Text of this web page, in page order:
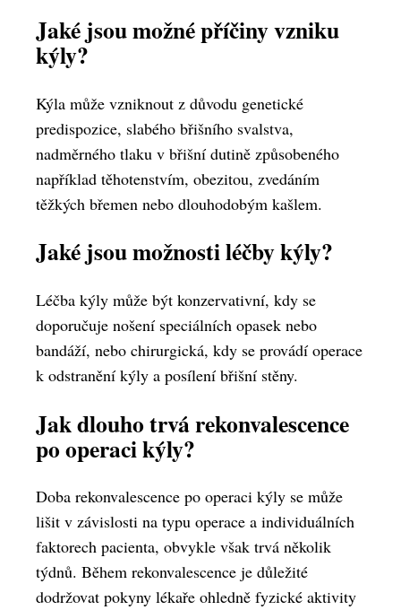
Jaké jsou možné příčiny vzniku
kýly?
Kýla může vzniknout z důvodu genetické
predispozice, slabého břišního svalstva,
nadměrného tlaku v břišní dutině způsobeného
například těhotenstvím, obezitou, zvedáním
těžkých břemen nebo dlouhodobým kašlem.
Jaké jsou možnosti léčby kýly?
Léčba kýly může být konzervativní, kdy se
doporučuje nošení speciálních opasek nebo
bandáží, nebo chirurgická, kdy se provádí operace
k odstranění kýly a posílení břišní stěny.
Jak dlouho trvá rekonvalescence
po operaci kýly?
Doba rekonvalescence po operaci kýly se může
lišit v závislosti na typu operace a individuálních
faktorech pacienta, obvykle však trvá několik
týdnů. Během rekonvalescence je důležité
dodržovat pokyny lékaře ohledně fyzické aktivity